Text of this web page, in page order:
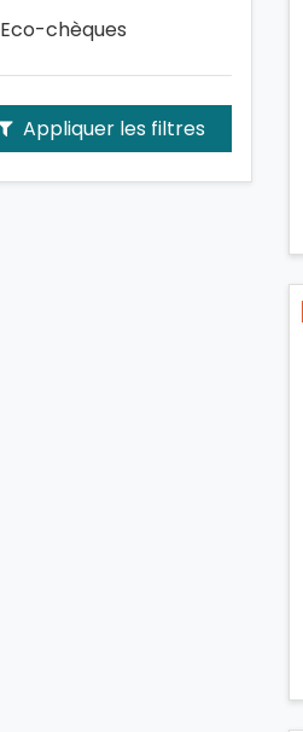
Eco-chèques
Appliquer les filtres